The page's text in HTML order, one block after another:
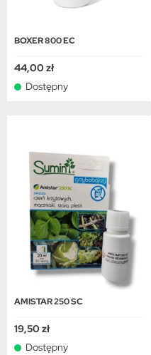
BOXER 800 EC
44,00 zł
Dostępny
AMISTAR 250 SC
19,50 zł
Dostępny